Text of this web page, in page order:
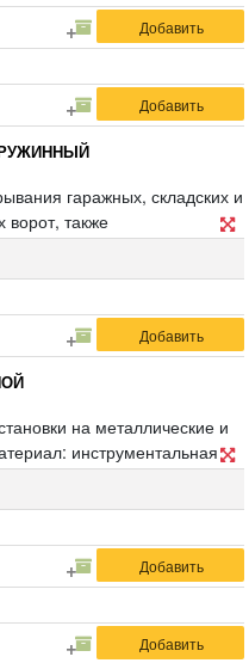
гаражных, складских и
также
и борта спецтехники и
сталь.
на металлические и
инструментальная